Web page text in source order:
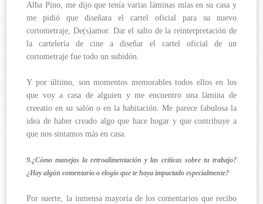
Alba Pino, me dijo que tenía varias láminas mías en su casa y
me pidió que diseñara el cartel oficial para su nuevo
cortometraje, De(s)amor. Dar el salto de la reinterpretación de
la cartelería de cine a diseñar el cartel oficial de un
cortometraje fue todo un subidón.
Y por último, son momentos memorables todos ellos en los
que voy a casa de alguien y me encuentro una lámina de
creeatio en su salón o en la habitación. Me parece fabulosa la
idea de haber creado algo que hace hogar y que contribuye a
que nos sintamos más en casa.
9.¿Cómo manejas la retroalimentación y las críticas sobre tu trabajo?
¿Hay algún comentario o elogio que te haya impactado especialmente?
Por suerte, la inmensa mayoría de los comentarios que recibo